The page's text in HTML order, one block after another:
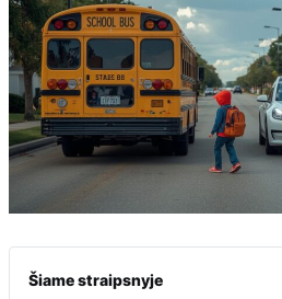
Šiame straipsnyje